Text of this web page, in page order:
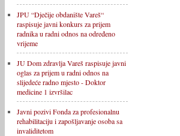
JPU “Dječije obdanište Vareš“
raspisuje javni konkurs za prijem
radnika u radni odnos na određeno
vrijeme
JU Dom zdravlja Vareš raspisuje javni
oglas za prijem u radni odnos na
slijedeće radno mjesto - Doktor
medicine 1 izvršilac
Javni pozivi Fonda za profesionalnu
rehabilitaciju i zapošljavanje osoba sa
invaliditetom